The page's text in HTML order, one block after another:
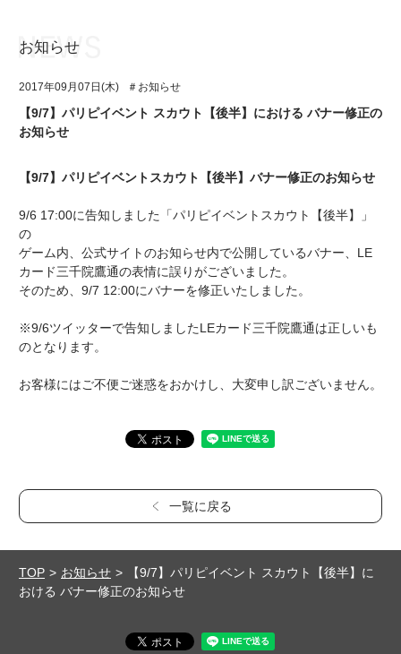
ユニット&キャラクター
アプリゲーム
イベント・キャンペーン
ミュージック
グッズ・本
アイ★チュウとは
ユニット&キャラクター
アプリゲーム
イベント・キャンペーン
ミュージック
ギャラリー
お知らせ
2017年09月07日(木) ＃お知らせ
【9/7】パリピイベント スカウト【後半】における バナー修正の
お知らせ
【9/7】パリピイベントスカウト【後半】バナー修正のお知らせ
9/6 17:00に告知しました「パリピイベントスカウト【後半】」
の
ゲーム内、公式サイトのお知らせ内で公開しているバナー、LE
カード三千院鷹通の表情に誤りがございました。
そのため、9/7 12:00にバナーを修正いたしました。
※9/6ツイッターで告知しましたLEカード三千院鷹通は正しいも
のとなります。
お客様にはご不便ご迷惑をおかけし、大変申し訳ございません。
一覧に戻る
TOP お知らせ
【9/7】パリピイベント スカウト【後半】に
おける バナー修正のお知らせ